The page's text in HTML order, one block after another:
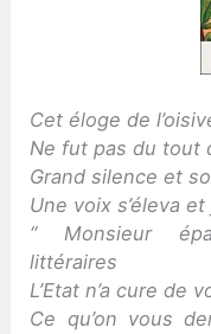
Cet éloge de
Ne fut pas du tout
Grand silence et
Une voix s’éleva et
“ Monsieur
littéraires
L’Etat n’a cure de
Ce qu’on vous